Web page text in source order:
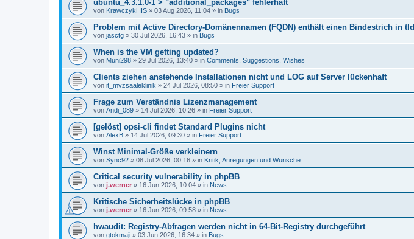
ubuntu_4.3.1.0-1 > "additional_packages" fehlerhaft
von KrawczykHIS » 03 Aug 2026, 11:04 » in Bugs
Problem mit Active Directory-Domänennamen (FQDN) enthält einen Bindestrich in tld
von jasctg » 30 Jul 2026, 16:43 » in Bugs
When is the VM getting updated?
von Muni298 » 29 Jul 2026, 13:40 » in Comments, Suggestions, Wishes
Clients ziehen anstehende Installationen nicht und LOG auf Server lückenhaft
von it_mvzsaaleklinik » 24 Jul 2026, 08:50 » in Freier Support
Frage zum Verständnis Lizenzmanagement
von Andi_089 » 14 Jul 2026, 10:26 » in Freier Support
[gelöst] opsi-cli findet Standard Plugins nicht
von AlexB » 14 Jul 2026, 09:30 » in Freier Support
Winst Minimal-Größe verkleinern
von Sync92 » 08 Jul 2026, 00:16 » in Kritik, Anregungen und Wünsche
Critical security vulnerability in phpBB
von j.werner » 16 Jun 2026, 10:04 » in News
Kritische Sicherheitslücke in phpBB
von j.werner » 16 Jun 2026, 09:58 » in News
hwaudit: Registry-Abfragen werden nicht in 64-Bit-Registry durchgeführt
von gtokmaji » 03 Jun 2026, 16:34 » in Bugs